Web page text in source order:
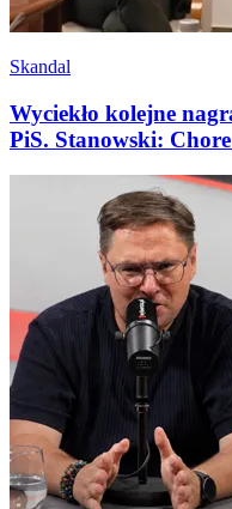
Skandal
Wyciekło kolejne
PiS. Stanowski: